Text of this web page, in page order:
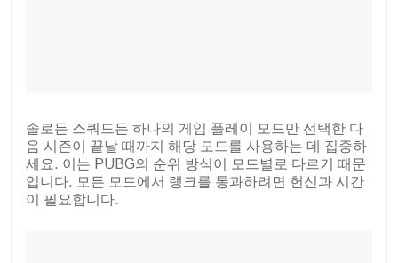
솔로든 스쿼드든 하나의 게임 플레이 모드만 선택한 다
음 시즌이 끝날 때까지 해당 모드를 사용하는 데 집중하
세요. 이는 PUBG의 순위 방식이 모드별로 다르기 때문
입니다. 모든 모드에서 랭크를 통과하려면 헌신과 시간
이 필요합니다.